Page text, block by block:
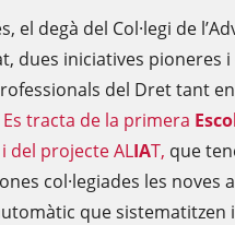
el degà del Col·legi de
dues iniciatives pioneres
del Dret tant
Es tracta de la primera
i del projecte ALIAT, que
col·legiades les noves
que sistematitzen